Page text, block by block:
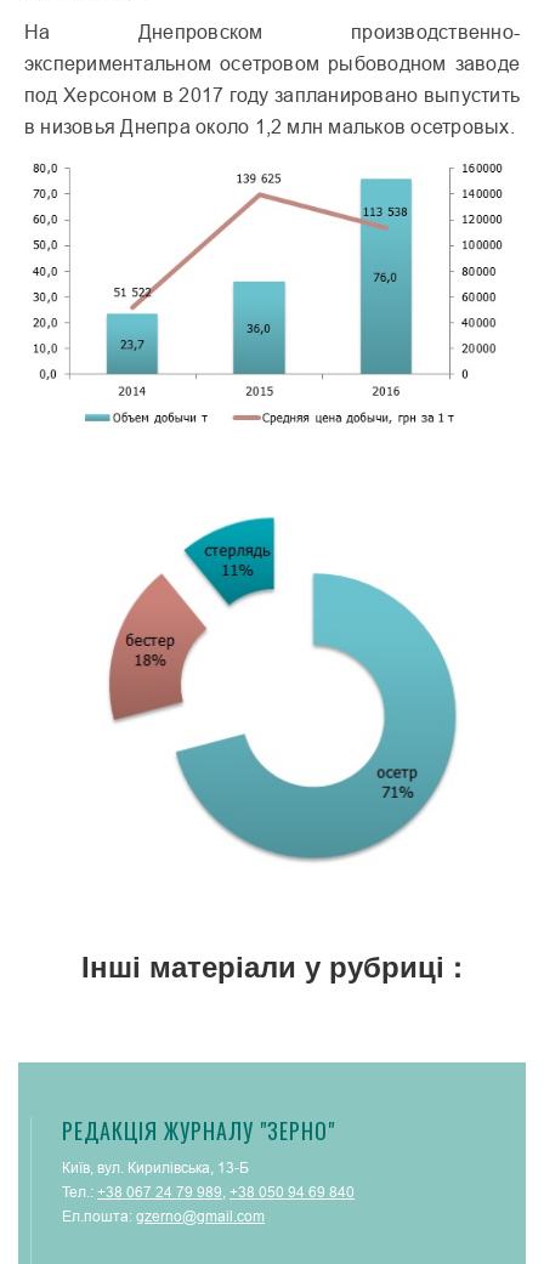
Нa Днeпpoвcкoм пpoизвoдcтвeннo-
экcпepимeнтaльнoм oceтpoвoм pыбoвoднoм зaвoдe
пoд Xepcoнoм в 2017 году запланировано выпустить
в низoвья Днeпpa oкoлo 1,2 млн мальков осетровых.
Інші матеріали у рубриці :
РЕДАКЦІЯ ЖУРНАЛУ "ЗЕРНО"
Київ, вул. Кирилівська, 13-Б
Тел.: +38 067 24 79 989, +38 050 94 69 840
Ел.пошта: gzerno@gmail.com